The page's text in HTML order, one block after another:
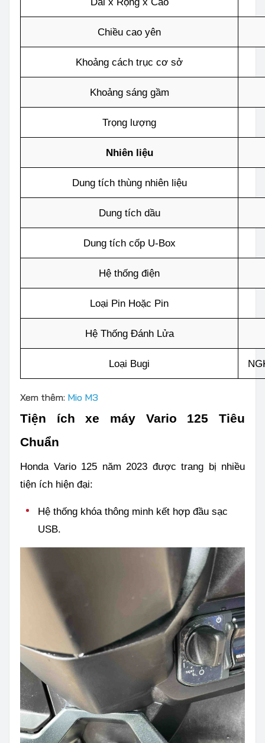
Chiều cao yên
Khoảng cách trục cơ sở
Khoảng sáng gầm
Trọng lượng
Nhiên liệu
Dung tích thùng nhiên liệu
Dung tích dầu
Dung tích cốp U-Box
Hệ thống điện
Loại Pin Hoặc Pin
Hệ Thống Đánh Lửa
Loại Bugi
Xem thêm: Mio M3
Tiện ích xe máy Vario 125 Tiêu
Chuẩn
Honda Vario 125 năm 2023 được trang bị nhiều
tiện ích hiện đại:
Hệ thống khóa thông minh kết hợp đầu sạc
USB.